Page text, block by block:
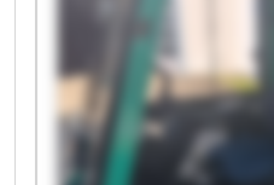
Herzog Adolf GmbH
GmbH Herzog Adolf